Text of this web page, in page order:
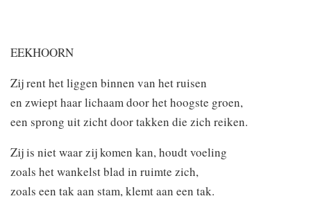
EEKHOORN
Zij rent het liggen binnen van het ruisen
en zwiept haar lichaam door het hoogste groen,
een sprong uit zicht door takken die zich reiken.
Zij is niet waar zij komen kan, houdt voeling
zoals het wankelst blad in ruimte zich,
zoals een tak aan stam, klemt aan een tak.